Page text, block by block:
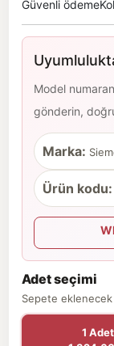
Güvenli ödeme
Model
gönderin,
Marka:
Ürün kodu:
Adet seçimi
Sepete
1 Adet